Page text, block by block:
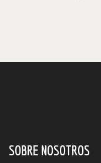
SOBRE NOSOTROS